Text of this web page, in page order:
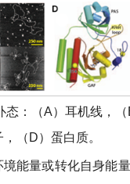
态：（A）耳机线，
，（D）蛋白质。
能量或转化自身能